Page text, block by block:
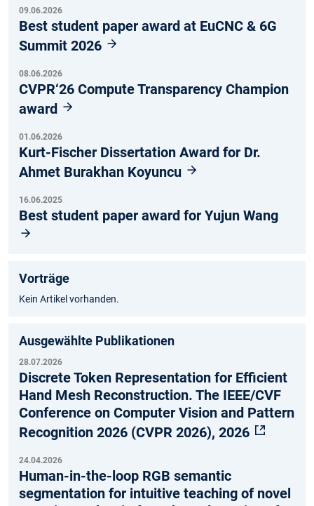
09.06.2026
Best student paper award at EuCNC & 6G
Summit 2026
08.06.2026
CVPR‘26 Compute Transparency Champion
award
01.06.2026
Kurt-Fischer Dissertation Award for Dr.
Ahmet Burakhan Koyuncu
16.06.2025
Best student paper award for Yujun Wang
Vorträge
Kein Artikel vorhanden.
Ausgewählte Publikationen
28.07.2026
Discrete Token Representation for Efficient
Hand Mesh Reconstruction. The IEEE/CVF
Conference on Computer Vision and Pattern
Recognition 2026 (CVPR 2026), 2026
24.04.2026
Human-in-the-loop RGB semantic
segmentation for intuitive teaching of novel